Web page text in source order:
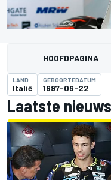
HOOFDPAGINA
LAND
Italië
GEBOORTEDATUM
1997-06-22
Laatste